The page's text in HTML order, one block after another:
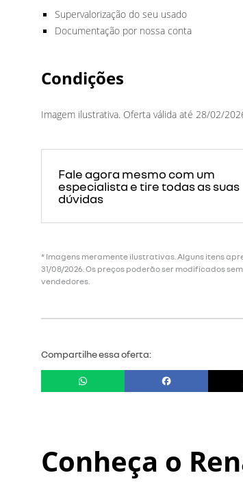
Supervalorização do seu usado
Documentação por nossa conta
Condições
Imagem ilustrativa. Oferta válida até 28/02/
Fale agora mesmo com um
especialista e tire todas as suas
dúvidas
* Imagens meramente ilustrativas. Alguns itens
31/08/2026. Os preços poderão ser modificados
vendedores.
Compartilhe essa oferta:
Conheça o